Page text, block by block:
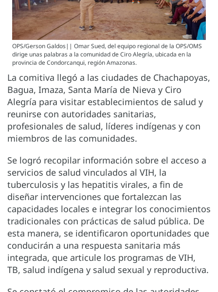
OPS/Gerson Galdos|| Omar Sued, del equipo regional de la OPS/OMS
dirige unas palabras a la comunidad de Ciro Alegría, ubicada en la
provincia de Condorcanqui, región Amazonas.
La comitiva llegó a las ciudades de Chachapoyas,
Bagua, Imaza, Santa María de Nieva y Ciro
Alegría para visitar establecimientos de salud y
reunirse con autoridades sanitarias,
profesionales de salud, líderes indígenas y con
miembros de las comunidades.
Se logró recopilar información sobre el acceso a
servicios de salud vinculados al VIH, la
tuberculosis y las hepatitis virales, a fin de
diseñar intervenciones que fortalezcan las
capacidades locales e integrar los conocimientos
tradicionales con prácticas de salud pública. De
esta manera, se identificaron oportunidades que
conducirán a una respuesta sanitaria más
integrada, que articule los programas de VIH,
TB, salud indígena y salud sexual y reproductiva.